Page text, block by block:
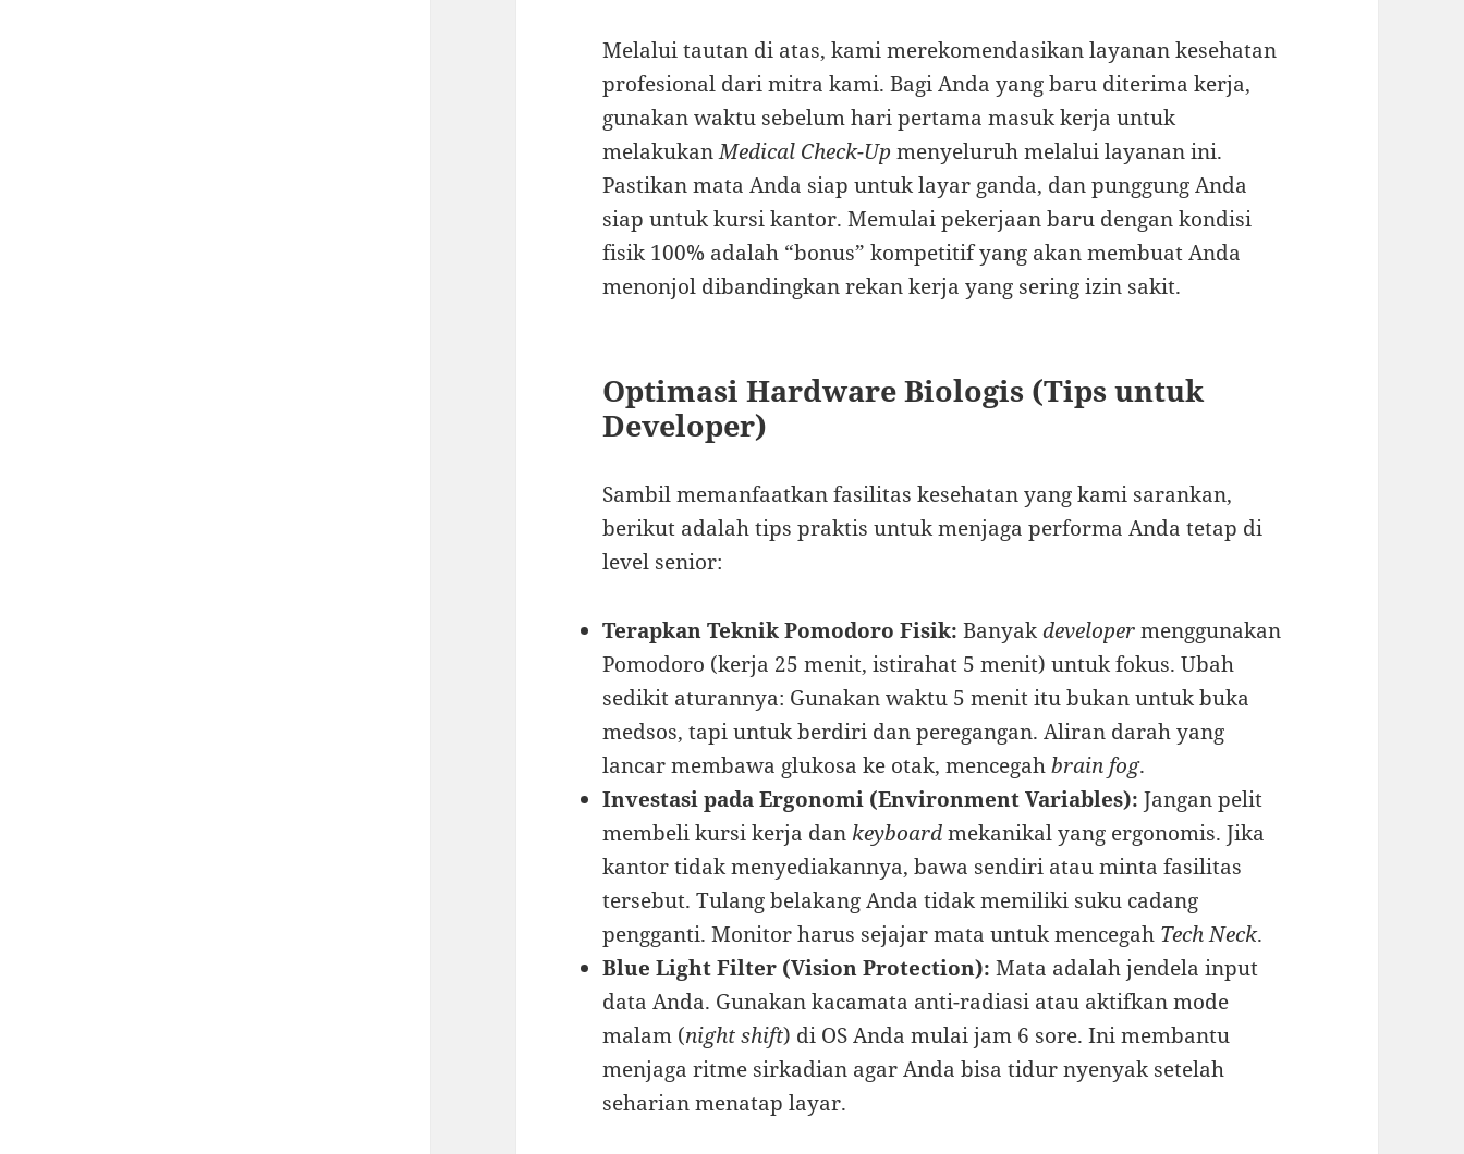
Melalui tautan di atas, kami merekomendasikan layanan kesehatan
profesional dari mitra kami. Bagi Anda yang baru diterima kerja,
gunakan waktu sebelum hari pertama masuk kerja untuk
melakukanMedical Check-Upmenyeluruh melalui layanan ini.
Pastikan mata Anda siap untuk layar ganda, dan punggung Anda
siap untuk kursi kantor. Memulai pekerjaan baru dengan kondisi
fisik 100% adalah “bonus” kompetitif yang akan membuat Anda
menonjol dibandingkan rekan kerja yang sering izin sakit.
Optimasi Hardware Biologis (Tips untuk
Developer)
Sambil memanfaatkan fasilitas kesehatan yang kami sarankan,
berikut adalah tips praktis untuk menjaga performa Anda tetap di
level senior:
Terapkan Teknik Pomodoro Fisik: Banyakdevelopermenggunakan
Pomodoro (kerja 25 menit, istirahat 5 menit) untuk fokus. Ubah
sedikit aturannya: Gunakan waktu 5 menit itu bukan untuk buka
medsos, tapi untuk berdiri dan peregangan. Aliran darah yang
lancar membawa glukosa ke otak, mencegahbrain fog.
Investasi pada Ergonomi (Environment Variables): Jangan pelit
membeli kursi kerja dan keyboardmekanikal yang ergonomis. Jika
kantor tidak menyediakannya, bawa sendiri atau minta fasilitas
tersebut. Tulang belakang Anda tidak memiliki suku cadang
pengganti. Monitor harus sejajar mata untuk mencegah Tech Neck.
Blue Light Filter (Vision Protection): Mata adalah jendela input
data Anda. Gunakan kacamata anti-radiasi atau aktifkan mode
malam (night shift) di OS Anda mulai jam 6 sore. Ini membantu
menjaga ritme sirkadian agar Anda bisa tidur nyenyak setelah
seharian menatap layar.